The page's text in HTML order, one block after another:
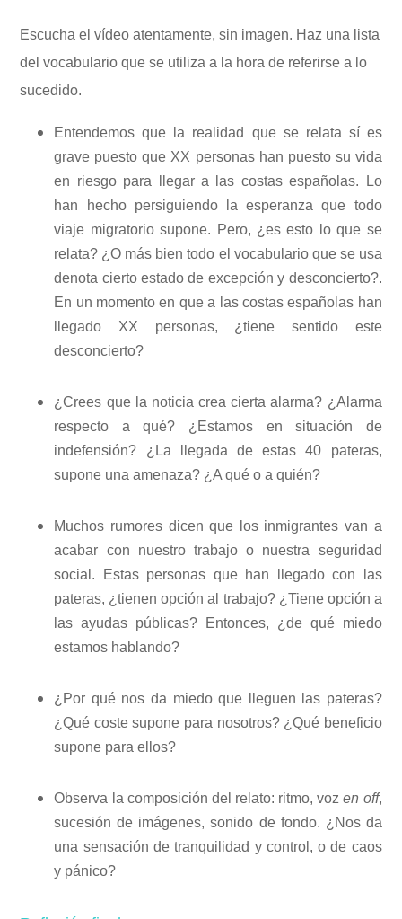
Escucha el vídeo atentamente, sin imagen. Haz una lista
del vocabulario que se utiliza a la hora de referirse a lo
sucedido.
Entendemos que la realidad que se relata sí es
grave puesto que XX personas han puesto su vida
en riesgo para llegar a las costas españolas. Lo
han hecho persiguiendo la esperanza que todo
viaje migratorio supone. Pero, ¿es esto lo que se
relata? ¿O más bien todo el vocabulario que se usa
denota cierto estado de excepción y desconcierto?.
En un momento en que a las costas españolas han
llegado XX personas, ¿tiene sentido este
desconcierto?
¿Crees que la noticia crea cierta alarma? ¿Alarma
respecto a qué? ¿Estamos en situación de
indefensión? ¿La llegada de estas 40 pateras,
supone una amenaza? ¿A qué o a quién?
Muchos rumores dicen que los inmigrantes van a
acabar con nuestro trabajo o nuestra seguridad
social. Estas personas que han llegado con las
pateras, ¿tienen opción al trabajo? ¿Tiene opción a
las ayudas públicas? Entonces, ¿de qué miedo
estamos hablando?
¿Por qué nos da miedo que lleguen las pateras?
¿Qué coste supone para nosotros? ¿Qué beneficio
supone para ellos?
Observa la composición del relato: ritmo, vozen off,
sucesión de imágenes, sonido de fondo. ¿Nos da
una sensación de tranquilidad y control, o de caos
y pánico?